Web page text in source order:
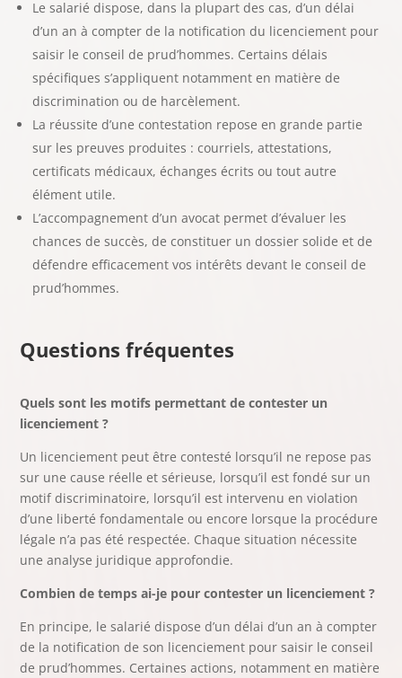
Le salarié dispose, dans la plupart des cas, d’un délai
d’un an à compter de la notification du licenciement pour
saisir le conseil de prud’hommes. Certains délais
spécifiques s’appliquent notamment en matière de
discrimination ou de harcèlement.
La réussite d’une contestation repose en grande partie
sur les preuves produites : courriels, attestations,
certificats médicaux, échanges écrits ou tout autre
élément utile.
L’accompagnement d’un avocat permet d’évaluer les
chances de succès, de constituer un dossier solide et de
défendre efficacement vos intérêts devant le conseil de
prud’hommes.
Questions fréquentes
Quels sont les motifs permettant de contester un
licenciement ?
Un licenciement peut être contesté lorsqu’il ne repose pas
sur une cause réelle et sérieuse, lorsqu’il est fondé sur un
motif discriminatoire, lorsqu’il est intervenu en violation
d’une liberté fondamentale ou encore lorsque la procédure
légale n’a pas été respectée. Chaque situation nécessite
une analyse juridique approfondie.
Combien de temps ai-je pour contester un licenciement ?
En principe, le salarié dispose d’un délai d’un an à compter
de la notification de son licenciement pour saisir le conseil
de prud’hommes. Certaines actions, notamment en matière